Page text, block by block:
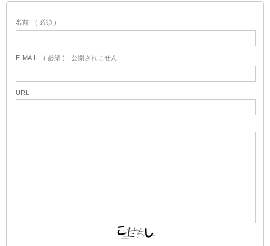
名前 ( 必須 )
E-MAIL ( 必須 ) - 公開されません -
URL